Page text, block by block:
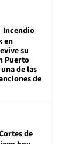
Incendio
en
su
Puerto
de las
de
de